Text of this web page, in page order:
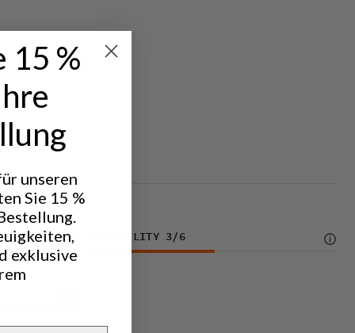
DURABILITY 3/6
15 %
unseren
Sie 15 %
exklusive